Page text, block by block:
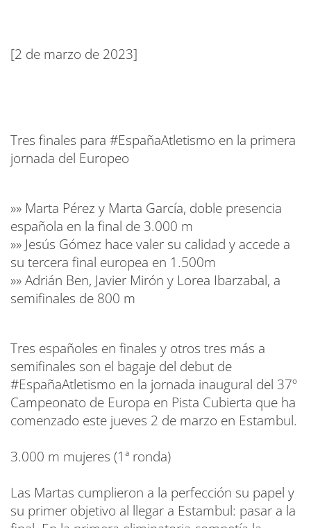
[2 de marzo de 2023]
Tres finales para #EspañaAtletismo en la primera
jornada del Europeo
»» Marta Pérez y Marta García, doble presencia
española en la final de 3.000 m
»» Jesús Gómez hace valer su calidad y accede a
su tercera final europea en 1.500m
»» Adrián Ben, Javier Mirón y Lorea Ibarzabal, a
semifinales de 800 m
Tres españoles en finales y otros tres más a
semifinales son el bagaje del debut de
#EspañaAtletismo en la jornada inaugural del 37º
Campeonato de Europa en Pista Cubierta que ha
comenzado este jueves 2 de marzo en Estambul.
3.000 m mujeres (1ª ronda)
Las Martas cumplieron a la perfección su papel y
su primer objetivo al llegar a Estambul: pasar a la